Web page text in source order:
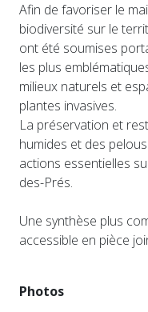
Afin de favoriser le
biodiversité sur le
ont été soumises
les plus
milieux naturels et
plantes invasives.
La préservation et
humides et des
actions essentielles
des-Prés.
Une synthèse plus
accessible en pièce
Photos